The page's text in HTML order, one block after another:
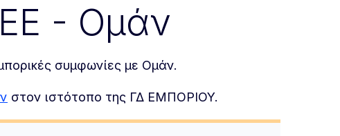
- Ομάν
συμφωνίες με Ομάν.
στον ιστότοπο της ΓΔ ΕΜΠΟΡΙΟΥ.